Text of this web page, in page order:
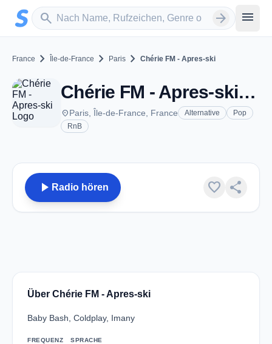
Zum Hauptinhalt springen
search
Sender suchen arrow_forward menu
France chevron_right Île-de-France chevron_right Paris chevron_right Chérie FM - Apres-ski
Chérie FM - Apres-ski - Paris
placeParis, Île-de-France, France Alternative
Pop
RnB
play_arrow Radio hören favorite share
Über Chérie FM - Apres-ski
Baby Bash, Coldplay, Imany
FREQUENZ SPRACHE